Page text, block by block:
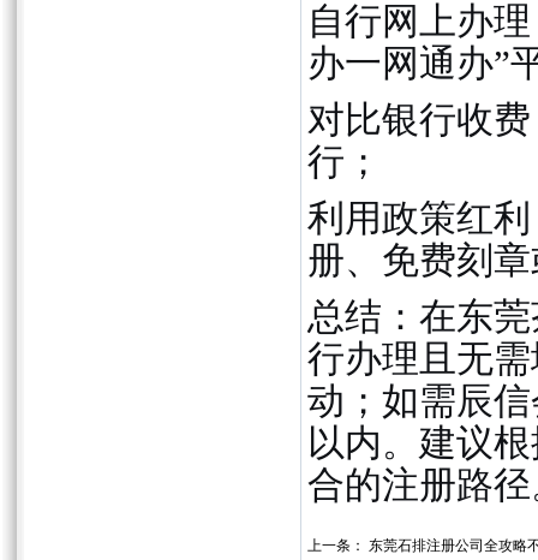
自行网上办
办一网通办”
对比银行收
行；
利用政策红
册、免费刻
总结：在东
行办理且无
动；如需辰
以内。建议
合的注册路
上一条： 东莞石排注册公司全攻略